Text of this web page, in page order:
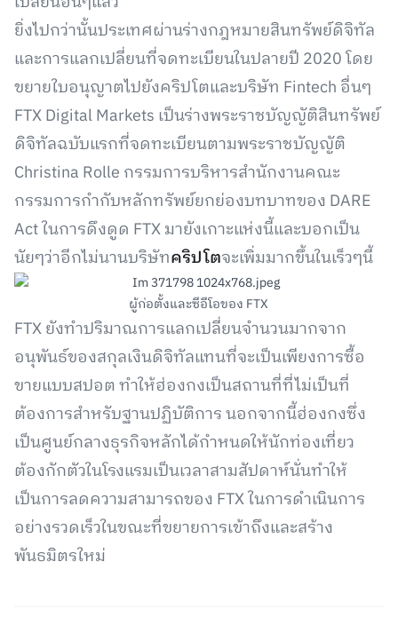
ยิ่งไปกว่านั้นประเทศผ่านร่างกฎหมายสินทรัพย์ดิจิทัล
และการแลกเปลี่ยนที่จดทะเบียนในปลายปี 2020 โดย
ขยายใบอนุญาตไปยังคริปโตและบริษัท Fintech อื่นๆ
FTX Digital Markets เป็นร่างพระราชบัญญัติสินทรัพย์
ดิจิทัลฉบับแรกที่จดทะเบียนตามพระราชบัญญัติ
Christina Rolle กรรมการบริหารสำนักงานคณะ
กรรมการกำกับหลักทรัพย์ยกย่องบทบาทของ DARE
Act ในการดึงดูด FTX มายังเกาะแห่งนี้และบอกเป็น
นัยๆว่าอีกไม่นานบริษัทคริปโตจะเพิ่มมากขึ้นในเร็วๆนี้
ผู้ก่อตั้งและซีอีโอของ FTX
FTX ยังทำปริมาณการแลกเปลี่ยนจำนวนมากจาก
อนุพันธ์ของสกุลเงินดิจิทัลแทนที่จะเป็นเพียงการซื้อ
ขายแบบสปอต ทำให้ฮ่องกงเป็นสถานที่ที่ไม่เป็นที่
ต้องการสำหรับฐานปฏิบัติการ นอกจากนี้ฮ่องกงซึ่ง
เป็นศูนย์กลางธุรกิจหลักได้กำหนดให้นักท่องเที่ยว
ต้องกักตัวในโรงแรมเป็นเวลาสามสัปดาห์นั่นทำให้
เป็นการลดความสามารถของ FTX ในการดำเนินการ
อย่างรวดเร็วในขณะที่ขยายการเข้าถึงและสร้าง
พันธมิตรใหม่